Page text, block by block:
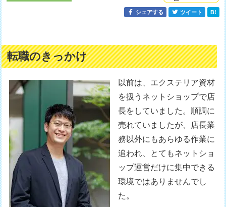
シェアする ツイート B!
転職のきっかけ
以前は、エクステリア資材
を扱うネットショップで店
長をしていました。順調に
売れていましたが、店長業
務以外にもあらゆる作業に
追われ、とてもネットショ
ップ運営だけに集中できる
環境ではありませんでし
た。